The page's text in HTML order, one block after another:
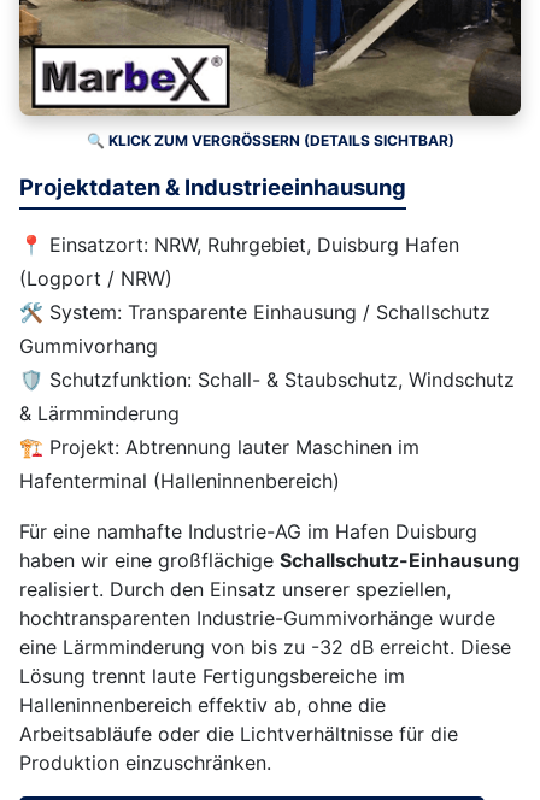
🔍 KLICK ZUM VERGRÖSSERN (DETAILS SICHTBAR)
Projektdaten & Industrieeinhausung
📍 Einsatzort: NRW, Ruhrgebiet, Duisburg Hafen
(Logport / NRW)
🛠️ System: Transparente Einhausung / Schallschutz
Gummivorhang
🛡️ Schutzfunktion: Schall- & Staubschutz, Windschutz
& Lärmminderung
🏗️ Projekt: Abtrennung lauter Maschinen im
Hafenterminal (Halleninnenbereich)
Für eine namhafte Industrie-AG im Hafen Duisburg
haben wir eine großflächige Schallschutz-Einhausung
realisiert. Durch den Einsatz unserer speziellen,
hochtransparenten Industrie-Gummivorhänge wurde
eine Lärmminderung von bis zu -32 dB erreicht. Diese
Lösung trennt laute Fertigungsbereiche im
Halleninnenbereich effektiv ab, ohne die
Arbeitsabläufe oder die Lichtverhältnisse für die
Produktion einzuschränken.